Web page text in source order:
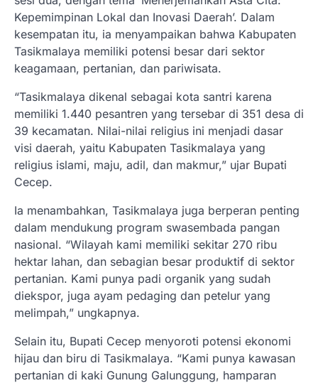
Kepemimpinan Lokal dan Inovasi Daerah’. Dalam
kesempatan itu, ia menyampaikan bahwa Kabupaten
Tasikmalaya memiliki potensi besar dari sektor
keagamaan, pertanian, dan pariwisata.
“Tasikmalaya dikenal sebagai kota santri karena
memiliki 1.440 pesantren yang tersebar di 351 desa di
39 kecamatan. Nilai-nilai religius ini menjadi dasar
visi daerah, yaitu Kabupaten Tasikmalaya yang
religius islami, maju, adil, dan makmur,” ujar Bupati
Cecep.
Ia menambahkan, Tasikmalaya juga berperan penting
dalam mendukung program swasembada pangan
nasional. “Wilayah kami memiliki sekitar 270 ribu
hektar lahan, dan sebagian besar produktif di sektor
pertanian. Kami punya padi organik yang sudah
diekspor, juga ayam pedaging dan petelur yang
melimpah,” ungkapnya.
Selain itu, Bupati Cecep menyoroti potensi ekonomi
hijau dan biru di Tasikmalaya. “Kami punya kawasan
pertanian di kaki Gunung Galunggung, hamparan